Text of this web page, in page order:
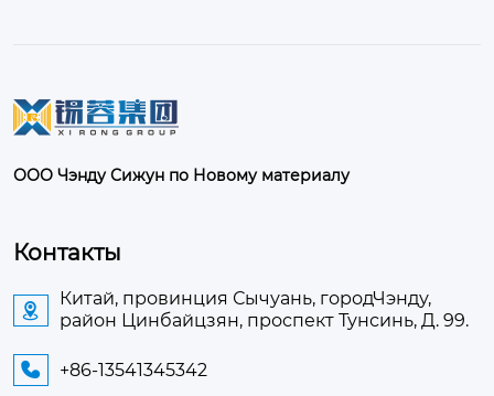
ООО Чэнду Сижун по Новому материалу
Контакты

Китай, провинция Сычуань, городЧэнду,
район Цинбайцзян, проспект Тунсинь, Д. 99.
 +86-13541345342